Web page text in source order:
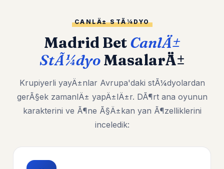
CANLÄ± STÃ¼DYO
Madrid BetCanlÄ±
StÃ¼dyoMasalarÄ±
Krupiyerli yayÄ±nlar Avrupa'daki stÃ¼dyolardan
gerÃ§ek zamanlÄ± yapÄ±lÄ±r. DÃ¶rt ana oyunun
karakterini ve Ã¶ne Ã§Ä±kan yan Ã¶zelliklerini
inceledik: